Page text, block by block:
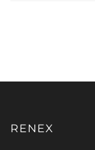
RENEX